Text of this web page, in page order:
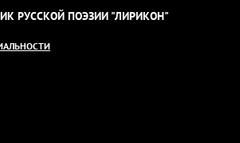
РУССКОЙ ПОЭЗИИ "ЛИРИКОН"